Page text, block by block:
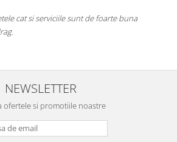
pe cele care inca nu au ajuns pe piata
mai multe companii de acest gen (inovatoare
NEWSLETTER
ofertele si promotiile noastre